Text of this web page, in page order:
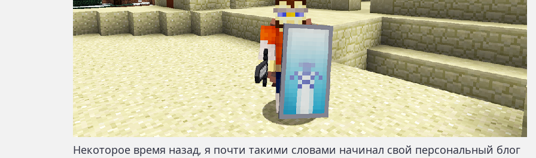
Некоторое время назад, я почти такими словами начинал свой персональный блог